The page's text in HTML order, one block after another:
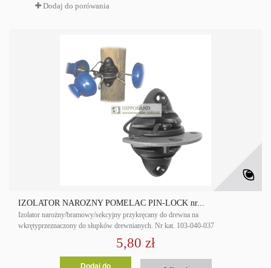
Dodaj do porówania
IZOLATOR NAROŻNY POMELAC PIN-LOCK nr...
Izolator narożny/bramowy/sekcyjny przykręcany do drewna na
wkrętyprzeznaczony do słupków drewnianych. Nr kat. 103-040-037
5,80 zł